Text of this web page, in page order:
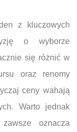
z kluczowych
o wyborze
się różnić w
oraz renomy
ceny wahają
Warto jednak
oznacza